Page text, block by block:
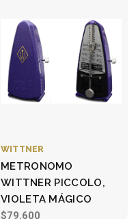
WITTNER
METRONOMO
WITTNER PICCOLO,
VIOLETA MÁGICO
$79.600